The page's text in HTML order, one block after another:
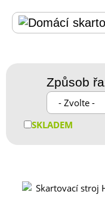
Způsob
SKLADEM